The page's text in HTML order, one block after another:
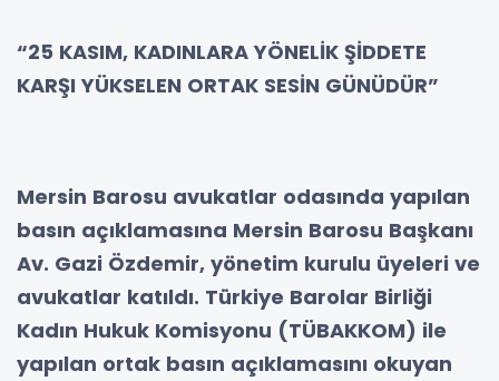
“25 KASIM, KADINLARA YÖNELİK ŞİDDETE
KARŞI YÜKSELEN ORTAK SESİN GÜNÜDÜR”
Mersin Barosu avukatlar odasında yapılan
basın açıklamasına Mersin Barosu Başkanı
Av. Gazi Özdemir, yönetim kurulu üyeleri ve
avukatlar katıldı. Türkiye Barolar Birliği
Kadın Hukuk Komisyonu (TÜBAKKOM) ile
yapılan ortak basın açıklamasını okuyan